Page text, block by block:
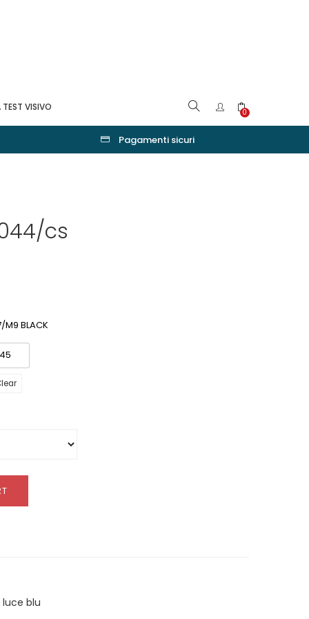
TEST VISIVO 0
Pagamenti sicuri
cs
M9 BLACK
45
blu